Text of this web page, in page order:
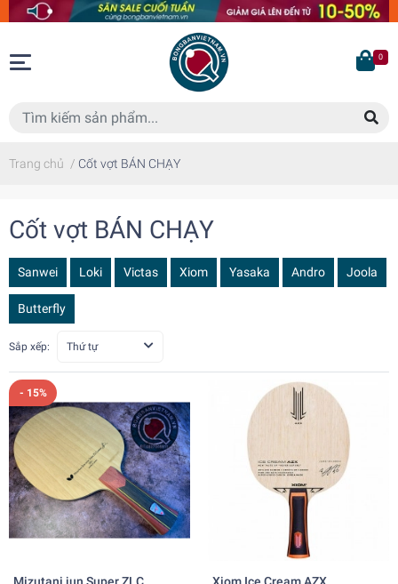
0
Trang chủ / Cốt vợt BÁN CHẠY
Cốt vợt BÁN CHẠY
Sanwei Loki Victas Xiom Yasaka Andro Joola
Butterfly
Sắp xếp: Thứ tự
- 15%